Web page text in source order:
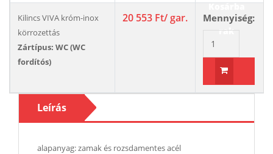
Kosárba
rak
Kilincs VIVA króm-inox
körrozettás
Zártípus: WC (WC
fordítós)
20 553 Ft/ gar. Mennyiség:
Kosárba
rak
Leírás
alapanyag: zamak és rozsdamentes acél